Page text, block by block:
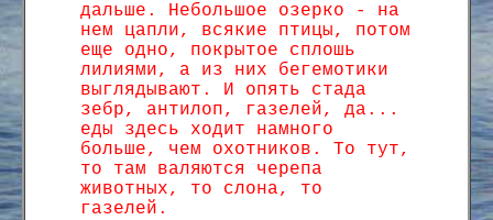
дальше. Небольшое озерко - на
нем цапли, всякие птицы, потом
еще одно, покрытое сплошь
лилиями, а из них бегемотики
выглядывают. И опять стада
зебр, антилоп, газелей, да...
еды здесь ходит намного
больше, чем охотников. То тут,
то там валяются черепа
животных, то слона, то
газелей.